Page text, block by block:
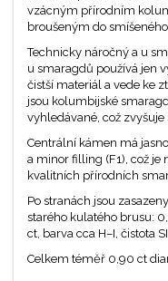
vzácným přírodním
broušeným do
Technicky náročný a u
u smaragdů používá jen
čistší materiál a vede ke
jsou kolumbijské
vyhledávané, což
Centrální kámen má
a minor filling (F1), což je
kvalitních přírodních
Po stranách jsou
starého kulatého brusu:
ct, barva cca H–I, čistota
Celkem téměř 0,90 ct